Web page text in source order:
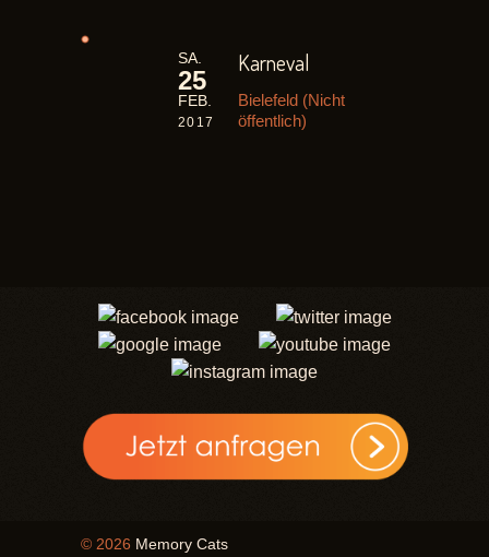
SA.
25
FEB.
2017
Karneval
Bielefeld (Nicht
öffentlich)
© 2026 Memory Cats